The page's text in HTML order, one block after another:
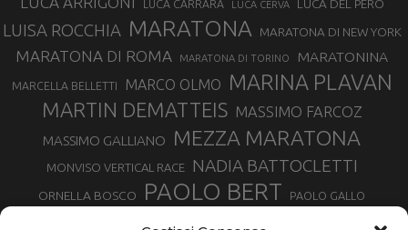
LUCA CARRARA LUCA CERVA LUCA DEL PERO
LUISA ROCCHIA MARATONA MARATONA DI NEW YORK
MARATONA DI ROMA MARATONA DI TORINO MARATONINA
MARCELLA BELLETTI MARCO OLMO MARINA PLAVAN
MARTIN DEMATTEIS MASSIMO FARCOZ
MASSIMO GALLIANO MEZZA MARATONA
MONVISO VERTICAL RACE NADIA BATTOCLETTI
ORNELLA BOSCO PAOLO BERT PAOLO GALLO